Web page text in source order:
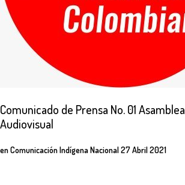
Comunicado de Prensa No.01Asamblea
Audiovisual
enComunicación Indígena Nacional27 Abril 2021